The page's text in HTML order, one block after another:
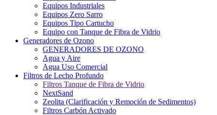
Equipos Industriales
Equipos Zero Sarro
Equipos Tipo Cartucho
Equipo con Tanque de Fibra de Vidrio
Generadores de Ozono
GENERADORES DE OZONO
Agua y Aire
Agua Uso Comercial
Filtros de Lecho Profundo
Filtros Tanque de Fibra de Vidrio
NextSand
Zeolita (Clarificación y Remoción de Sedimentos)
Filtros Carbón Activado